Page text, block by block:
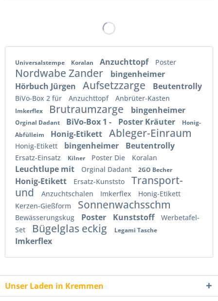
Universalstempe Koralan Anzuchttopf Poster
Nordwabe Zander
bingenheimer
Hörbuch Jürgen
Aufsetzzarge Beutentrolly
BiVo-Box 2 für Anzuchttopf Anbrüter-Kasten
Imkerflex Brutraumzarge bingenheimer
Orginal Dadant BiVo-Box 1 - Poster Kräuter
Honig-
Abfülleim
Honig-Etikett Ableger-Einraum
Honig-Etikett bingenheimer Beutentrolly
Ersatz-Einsatz Kilner Poster Die Koralan
Leuchtlupe mit Orginal Dadant 2GO Becher
Honig-Etikett Ersatz-Kunststo
Transport-
und
Anzuchtschalen Imkerflex
Honig-Etikett
Kerzen-Gießform
Sonnenwachsschm
Bewässerungskug Poster Kunststoff
Werbetafel-
Set
Bügelglas eckig Legami Tasche
Imkerflex
Unser Laden in Kremmen